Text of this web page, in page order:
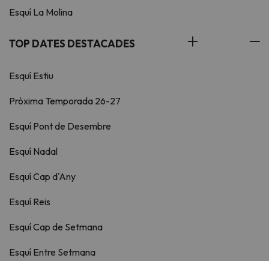
Esquí La Molina
TOP DATES DESTACADES
Esquí Estiu
Pròxima Temporada 26-27
Esquí Pont de Desembre
Esquí Nadal
Esquí Cap d'Any
Esquí Reis
Esquí Cap de Setmana
Esquí Entre Setmana